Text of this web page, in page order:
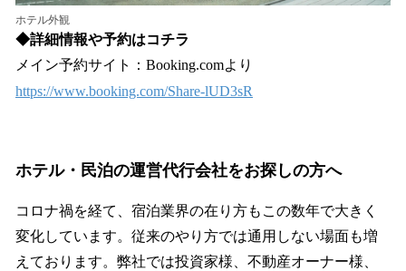
ホテル外観
◆詳細情報や予約はコチラ
メイン予約サイト：Booking.comより
https://www.booking.com/Share-lUD3sR
ホテル・民泊の運営代行会社をお探しの方へ
コロナ禍を経て、宿泊業界の在り方もこの数年で大きく
変化しています。従来のやり方では通用しない場面も増
えております。弊社では投資家様、不動産オーナー様、